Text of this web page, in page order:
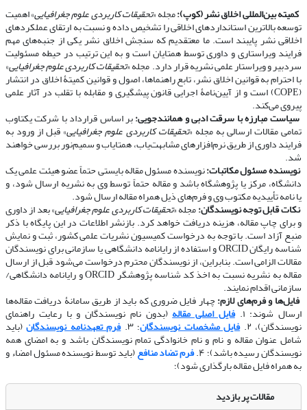
​​​​​​​کمیته بین‌المللی اخلاق نشر (کوپ):مجله «تحقیقات کاربردی علوم جغرافیایی» اهمیت
توسعه بالاترین استانداردهای اخلاقی را تشخیص داده و نسبت به ارتقای عملکردهای
اخلاقی نشر پایبند است. ما معتقدیم که سنجش اخلاق نشر یکی از جنبه‌های مهم
فرایند ویراستاری و داوری توسط همتایان است و به این ترتیب در حیطه مسئولیت
سردبیر و ویراستار علمی نشریه قرار دارد. مجله «تحقیقات کاربردی علوم جغرافیایی»
با احترام به قوانین اخلاق نشر، تابع راهنماها، اصول و قوانین کمیتۀ اخلاق در انتشار
(COPE) است و از آیین‌نامۀ اجرایی قانون پیشگیری و مقابله با تقلب در آثار علمی
پیروی می‌کند.
​​​​​​​سیاست مبارزه با سرقت ادبی و همانندجویی:بر اساس قرارداد با شرکت یکتاوب
تمامی مقالات ارسالی به مجله «تحقیقات کاربردی علوم جغرافیایی» قبل از ورود به
فرایند داوری از طریق نرم‌افزارهای مشابهت‌یاب، همتایاب و سمیم‌نور بررسی خواهند
شد.
​​​​​​​نویسنده مسئول مکاتبات:نویسنده مسئول مقاله بایستی حتماً عضو هیئت علمی یک
دانشگاه، مرکز یا پژوهشگاه باشد و مقاله حتماً توسط وی به نشریه ارسال شود، و
یا نامه تأییدیه مکتوب وی و فرم‌های ذیل همراه مقاله ارسال شود.
​​​​​​​نکات قابل توجه نویسندگان:مجله «تحقیقات کاربردی علوم جغرافیایی» بعد از داوری
و برای چاپ مقاله، هزینه دریافت خواهد کرد. بازنشر اطلاعات در این پایگاه با ذکر
منبع آزاد است. با توجه به درخواست کمیسیون نشریات علمی کشور، ثبت و نمایش
شناسه رایگان ORCID و استفاده از رایانامه دانشگاهی یا سازمانی برای نویسندگان
مقالات الزامی است. بنابراین، از نویسندگان محترم درخواست می‌شود قبل از ارسال
مقاله به نشریه نسبت به اخذ کد شناسه پژوهشگر ORCID و رایانامه دانشگاهی/
سازمانی اقدام نمایند.
​​​​​​​فایل‌ها و فرم‌های لازم:چهار فایل ضروری که باید از طریق سامانۀ دریافت مقاله‌ها
ارسال شوند: ۱. فایل اصلی مقاله(بدون نام نویسندگان و با رعایت راهنمای
نویسندگان)، ۲. فایل مشخصات نویسندگان؛ ۳. فرم تعهدنامه نویسندگان(باید
شامل عنوان مقاله و نام و نام خانوادگی تمام نویسندگان باشد و به امضای همه
نویسندگان رسیده باشد)؛ ۴. فرم تضاد منافع(باید توسط نویسنده مسئول امضاء و
به همراه فایل مقاله بارگذاری شود)؛
مقالات پر بازدید